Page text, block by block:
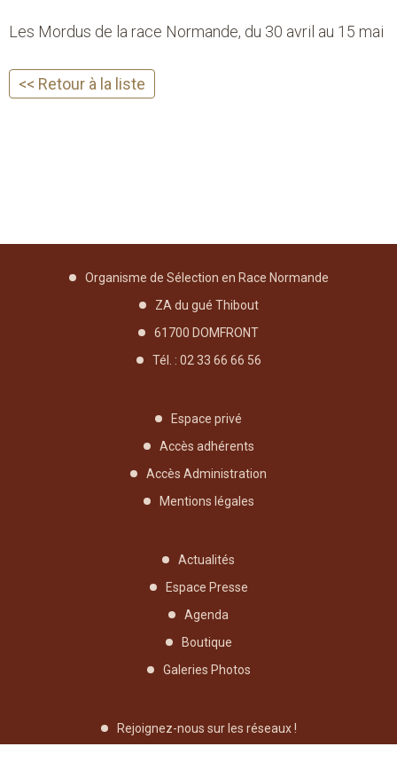
Les Mordus de la race Normande, du 30 avril au 15 mai
<< Retour à la liste
Organisme de Sélection en Race Normande
ZA du gué Thibout
61700 DOMFRONT
Tél. : 02 33 66 66 56
Espace privé
Accès adhérents
Accès Administration
Mentions légales
Actualités
Espace Presse
Agenda
Boutique
Galeries Photos
Rejoignez-nous sur les réseaux !